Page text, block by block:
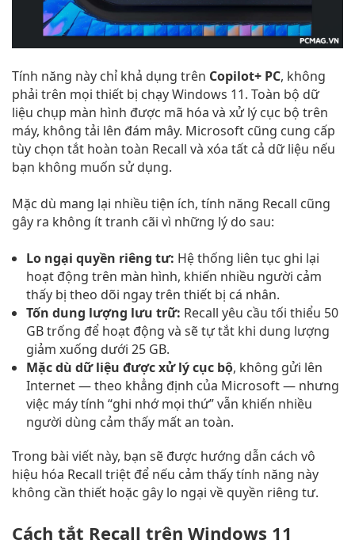
Tính năng này chỉ khả dụng trên Copilot+ PC, không
phải trên mọi thiết bị chạy Windows 11. Toàn bộ dữ
liệu chụp màn hình được mã hóa và xử lý cục bộ trên
máy, không tải lên đám mây. Microsoft cũng cung cấp
tùy chọn tắt hoàn toàn Recall và xóa tất cả dữ liệu nếu
bạn không muốn sử dụng.
Mặc dù mang lại nhiều tiện ích, tính năng Recall cũng
gây ra không ít tranh cãi vì những lý do sau:
Lo ngại quyền riêng tư: Hệ thống liên tục ghi lại
hoạt động trên màn hình, khiến nhiều người cảm
thấy bị theo dõi ngay trên thiết bị cá nhân.
Tốn dung lượng lưu trữ: Recall yêu cầu tối thiểu 50
GB trống để hoạt động và sẽ tự tắt khi dung lượng
giảm xuống dưới 25 GB.
Mặc dù dữ liệu được xử lý cục bộ, không gửi lên
Internet — theo khẳng định của Microsoft — nhưng
việc máy tính “ghi nhớ mọi thứ” vẫn khiến nhiều
người dùng cảm thấy mất an toàn.
Trong bài viết này, bạn sẽ được hướng dẫn cách vô
hiệu hóa Recall triệt để nếu cảm thấy tính năng này
không cần thiết hoặc gây lo ngại về quyền riêng tư.
Cách tắt Recall trên Windows 11